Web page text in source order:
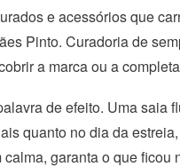
e acessórios que
Pinto. Curadoria de
a marca ou a
de efeito. Uma saia
quanto no dia da
garanta o que ficou